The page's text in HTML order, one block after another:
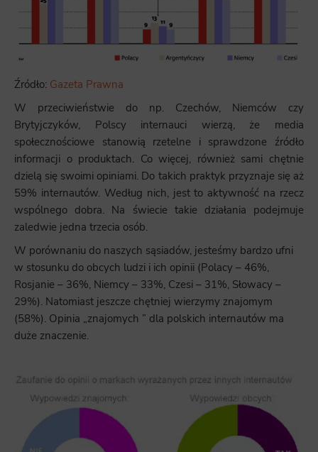
Źródło: Gazeta Prawna
W przeciwieństwie do np. Czechów, Niemców czy
Brytyjczyków, Polscy internauci wierzą, że media
społecznościowe stanowią rzetelne i sprawdzone źródło
informacji o produktach. Co więcej, również sami chętnie
dzielą się swoimi opiniami. Do takich praktyk przyznaje się aż
59% internautów. Według nich, jest to aktywność na rzecz
wspólnego dobra. Na świecie takie działania podejmuje
zaledwie jedna trzecia osób.
W porównaniu do naszych sąsiadów, jesteśmy bardzo ufni
w stosunku do obcych ludzi i ich opinii (Polacy – 46%,
Rosjanie – 36%, Niemcy – 33%, Czesi – 31%, Słowacy –
29%). Natomiast jeszcze chętniej wierzymy znajomym
(58%). Opinia „znajomych ” dla polskich internautów ma
duże znaczenie.